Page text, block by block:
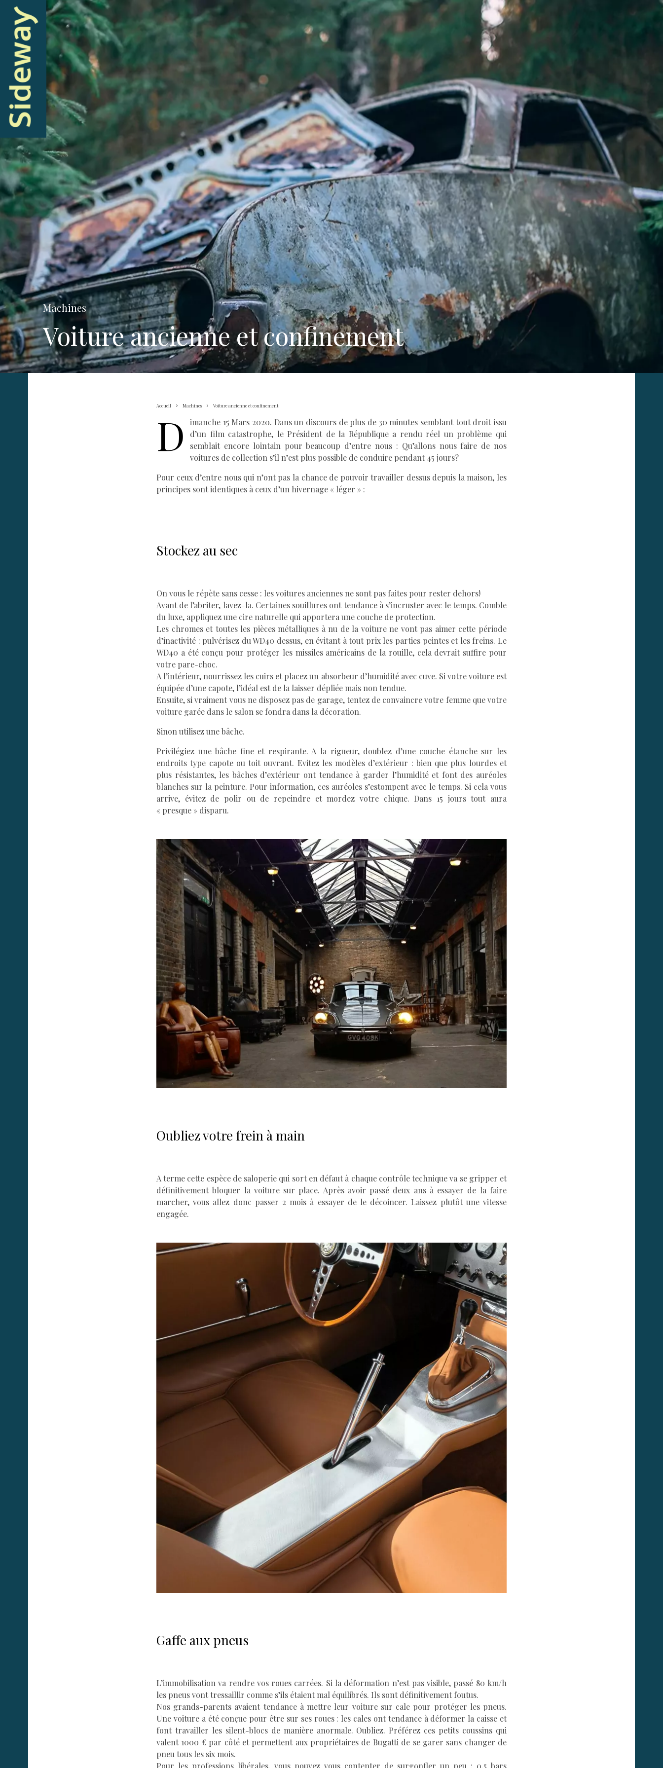
Machines
Voiture ancienne et confinement
Accueil Machines Voiture ancienne et confinement
D
imanche 15 Mars 2020. Dans un discours de plus de 30 minutes semblant tout droit issu
d’un film catastrophe, le Président de la République a rendu réel un problème qui
semblait encore lointain pour beaucoup d’entre nous : Qu’allons nous faire de nos
voitures de collection s’il n’est plus possible de conduire pendant 45 jours?
Pour ceux d’entre nous qui n’ont pas la chance de pouvoir travailler dessus depuis la maison, les
principes sont identiques à ceux d’un hivernage « léger » :
Stockez au sec
On vous le répète sans cesse : les voitures anciennes ne sont pas faites pour rester dehors!
Avant de l’abriter, lavez-la. Certaines souillures ont tendance à s’incruster avec le temps. Comble
du luxe, appliquez une cire naturelle qui apportera une couche de protection.
Les chromes et toutes les pièces métalliques à nu de la voiture ne vont pas aimer cette période
d’inactivité : pulvérisez du WD40 dessus, en évitant à tout prix les parties peintes et les freins. Le
WD40 a été conçu pour protéger les missiles américains de la rouille, cela devrait suffire pour
votre pare-choc.
A l’intérieur, nourrissez les cuirs et placez un absorbeur d’humidité avec cuve. Si votre voiture est
équipée d’une capote, l’idéal est de la laisser dépliée mais non tendue.
Ensuite, si vraiment vous ne disposez pas de garage, tentez de convaincre votre femme que votre
voiture garée dans le salon se fondra dans la décoration.
Sinon utilisez une bâche.
Privilégiez une bâche fine et respirante. A la rigueur, doublez d’une couche étanche sur les
endroits type capote ou toit ouvrant. Evitez les modèles d’extérieur : bien que plus lourdes et
plus résistantes, les bâches d’extérieur ont tendance à garder l’humidité et font des auréoles
blanches sur la peinture. Pour information, ces auréoles s’estompent avec le temps. Si cela vous
arrive, évitez de polir ou de repeindre et mordez votre chique. Dans 15 jours tout aura
« presque » disparu.
Oubliez votre frein à main
A terme cette espèce de saloperie qui sort en défaut à chaque contrôle technique va se gripper et
définitivement bloquer la voiture sur place. Après avoir passé deux ans à essayer de la faire
marcher, vous allez donc passer 2 mois à essayer de le décoincer. Laissez plutôt une vitesse
engagée.
Gaffe aux pneus
L’immobilisation va rendre vos roues carrées. Si la déformation n’est pas visible, passé 80 km/h
les pneus vont tressaillir comme s’ils étaient mal équilibrés. Ils sont définitivement foutus.
Nos grands-parents avaient tendance à mettre leur voiture sur cale pour protéger les pneus.
Une voiture a été conçue pour être sur ses roues : les cales ont tendance à déformer la caisse et
font travailler les silent-blocs de manière anormale. Oubliez. Préférez ces petits coussins qui
valent 1000 € par côté et permettent aux propriétaires de Bugatti de se garer sans changer de
pneu tous les six mois.
Pour les professions libérales, vous pouvez vous contenter de surgonfler un peu : 0,5 bars